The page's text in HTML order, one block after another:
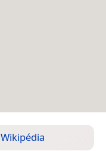
Wikipédia